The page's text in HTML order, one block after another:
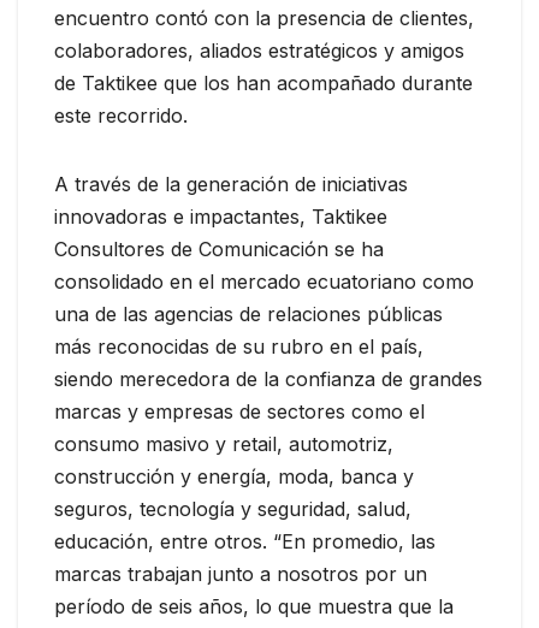
encuentro contó con la presencia de clientes,
colaboradores, aliados estratégicos y amigos
de Taktikee que los han acompañado durante
este recorrido.
A través de la generación de iniciativas
innovadoras e impactantes, Taktikee
Consultores de Comunicación se ha
consolidado en el mercado ecuatoriano como
una de las agencias de relaciones públicas
más reconocidas de su rubro en el país,
siendo merecedora de la confianza de grandes
marcas y empresas de sectores como el
consumo masivo y retail, automotriz,
construcción y energía, moda, banca y
seguros, tecnología y seguridad, salud,
educación, entre otros. “En promedio, las
marcas trabajan junto a nosotros por un
período de seis años, lo que muestra que la